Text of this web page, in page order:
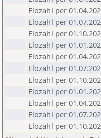
Elozahl per
Elozahl per
Elozahl per
Elozahl per
Elozahl per
Elozahl per
Elozahl per
Elozahl per
Elozahl per
Elozahl per
Elozahl per